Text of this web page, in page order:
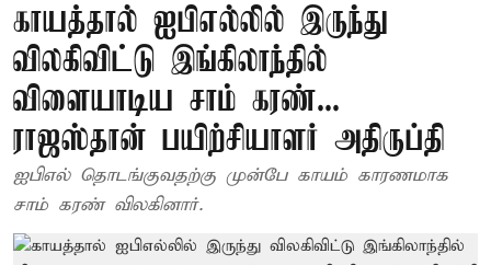
காயத்தால் ஐபிஎல்லில் இருந்து
விலகிவிட்டு இங்கிலாந்தில்
விளையாடிய சாம் கரண்...
ராஜஸ்தான் பயிற்சியாளர் அதிருப்தி
ஐபிஎல் தொடங்குவதற்கு முன்பே காயம் காரணமாக
சாம் கரண் விலகினார்.